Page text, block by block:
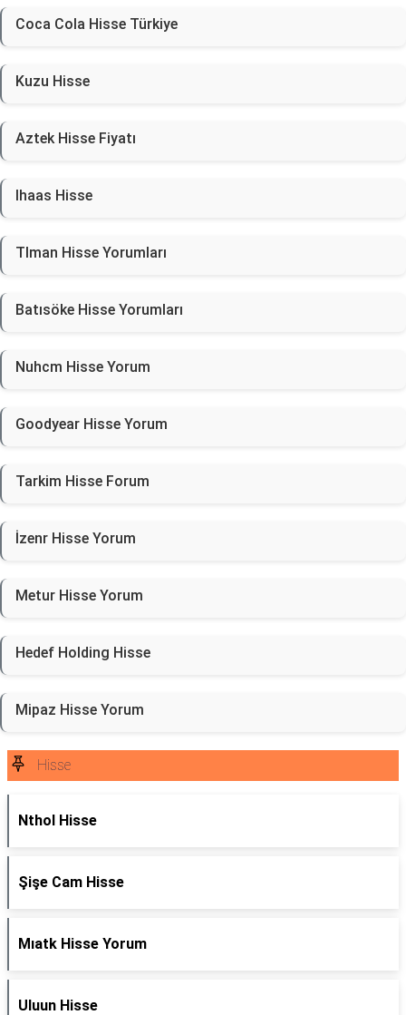
Coca Cola Hisse Türkiye
Kuzu Hisse
Aztek Hisse Fiyatı
Ihaas Hisse
Tlman Hisse Yorumları
Batısöke Hisse Yorumları
Nuhcm Hisse Yorum
Goodyear Hisse Yorum
Tarkim Hisse Forum
İzenr Hisse Yorum
Metur Hisse Yorum
Hedef Holding Hisse
Mipaz Hisse Yorum
Hisse
Nthol Hisse
Şişe Cam Hisse
Mıatk Hisse Yorum
Uluun Hisse